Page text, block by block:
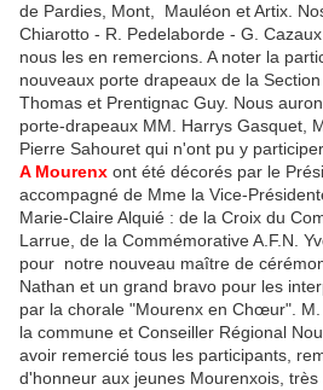
de Pardies, Mont, Mauléon et Artix.
Chiarotto - R. Pedelaborde - G.
nous les en remercions. A noter la
nouveaux porte drapeaux de la
Thomas et Prentignac Guy. Nous
porte-drapeaux MM. Harrys Gasquet,
Pierre Sahouret qui n'ont pu y
A Mourenx ont été décorés par le
accompagné de Mme la Vice-
Marie-Claire Alquié : de la Croix du
Larrue, de la Commémorative A.F.N.
pour notre nouveau maître de
Nathan et un grand bravo pour les
par la chorale "Mourenx en Chœur".
la commune et Conseiller Régional
avoir remercié tous les participants,
d'honneur aux jeunes Mourenxois,